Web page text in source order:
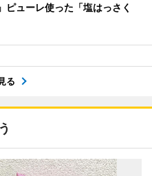
ピューレ使った「塩はっさく
る